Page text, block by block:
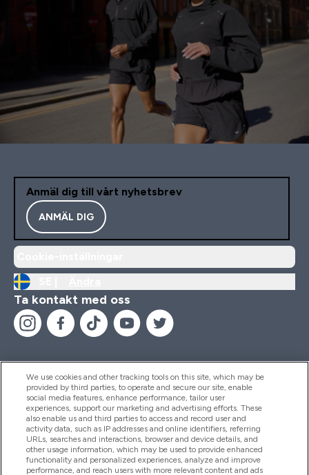
Anmäl dig till vårt nyhetsbrev
ANMÄL DIG
Ta kontakt med oss
Hjälp & Information
Produkter
We use cookies and other tracking tools on this site, which may be
provided by third parties, to operate and secure our site, enable
social media features, enhance performance, tailor user
experiences, support our marketing and advertising efforts. These
also enable us and third parties to access and record user and
activity data, such as IP addresses and online identifiers, referring
URLs, searches and interactions, browser and device details, and
other usage information, which may be used to provide enhanced
functionality and personalized experiences, analyze and improve
performance, and reach users with more relevant content and ads